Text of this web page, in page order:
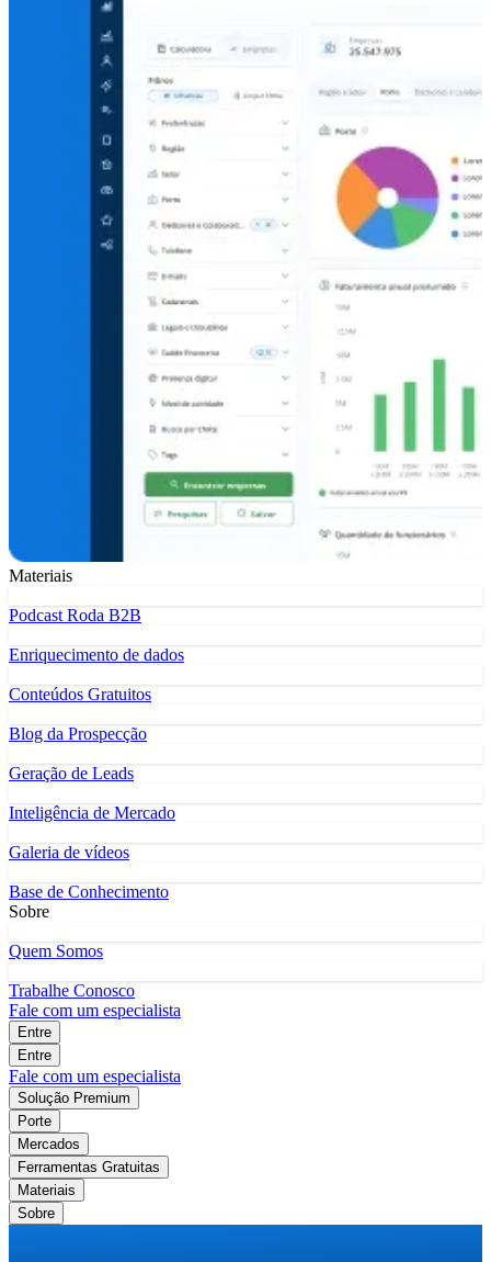
Materiais
Podcast Roda B2B
Enriquecimento de dados
Conteúdos Gratuitos
Blog da Prospecção
Geração de Leads
Inteligência de Mercado
Galeria de vídeos
Base de Conhecimento
Sobre
Quem Somos
Trabalhe Conosco
Fale com um especialista
Entre
Entre
Fale com um especialista
Solução Premium
Porte
Mercados
Ferramentas Gratuitas
Materiais
Sobre